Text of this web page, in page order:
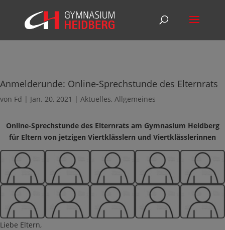
Anmelderunde: Online-Sprechstunde des Elternrats
von Fd | Jan. 20, 2021 | Aktuelles, Allgemeines
Online-Sprechstunde des Elternrats am Gymnasium Heidberg
für Eltern von jetzigen Viertklässlern und Viertklässlerinnen
Liebe Eltern,